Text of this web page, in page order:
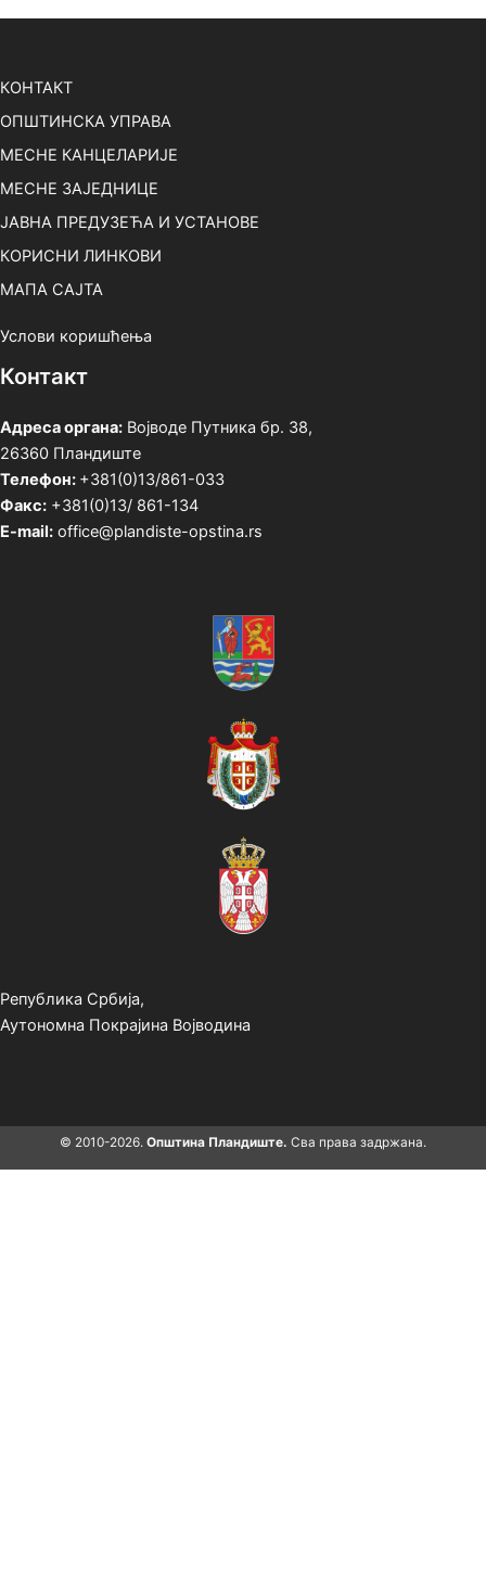
х
в
е
КОНТАКТ
ОПШТИНСКА УПРАВА
МЕСНЕ КАНЦЕЛАРИЈЕ
МЕСНЕ ЗАЈЕДНИЦЕ
ЈАВНА ПРЕДУЗЕЋА И УСТАНОВЕ
КОРИСНИ ЛИНКОВИ
МАПА САЈТА
Услови коришћења
Контакт
Адреса органа: Војводе Путника бр. 38,
26360 Пландиште
Телефон: +381(0)13/861-033
Факс: +381(0)13/ 861-134
E-mail: office@plandiste-opstina.rs
Република Србија,
Аутономна Покрајина Војводина
© 2010-2026. Општина Пландиште. Сва права задржана.